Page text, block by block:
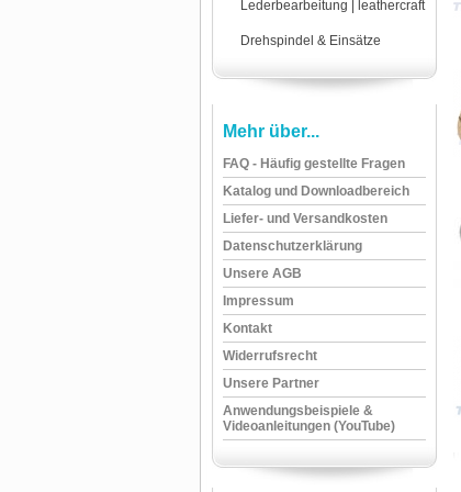
Lederbearbeitung | leathercraft
Drehspindel & Einsätze
Mehr über...
FAQ - Häufig gestellte Fragen
Katalog und Downloadbereich
Liefer- und Versandkosten
Datenschutzerklärung
Unsere AGB
Impressum
Kontakt
Widerrufsrecht
Unsere Partner
Anwendungsbeispiele &
Videoanleitungen (YouTube)